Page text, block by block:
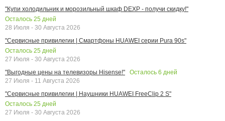
"Купи холодильник и морозильный шкаф DEXP - получи скидку!"
Осталось 25 дней
28 Июля - 30 Августа 2026
"Сервисные привилегии | Смартфоны HUAWEI серии Pura 90s"
Осталось 25 дней
27 Июля - 30 Августа 2026
"Выгодные цены на телевизоры Hisense!"
Осталось 6 дней
27 Июля - 11 Августа 2026
"Сервисные привилегии | Наушники HUAWEI FreeClip 2 S"
Осталось 25 дней
27 Июля - 30 Августа 2026